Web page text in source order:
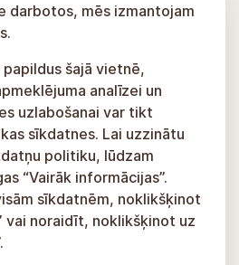
darbotos, mēs izmantojam
šajā vietnē,
analīzei un
uzlabošanai var tikt
sīkdatnes. Lai uzzinātu
politiku, lūdzam
“Vairāk informācijas”.
sīkdatnēm, noklikšķinot
vai noraidīt, noklikšķinot uz